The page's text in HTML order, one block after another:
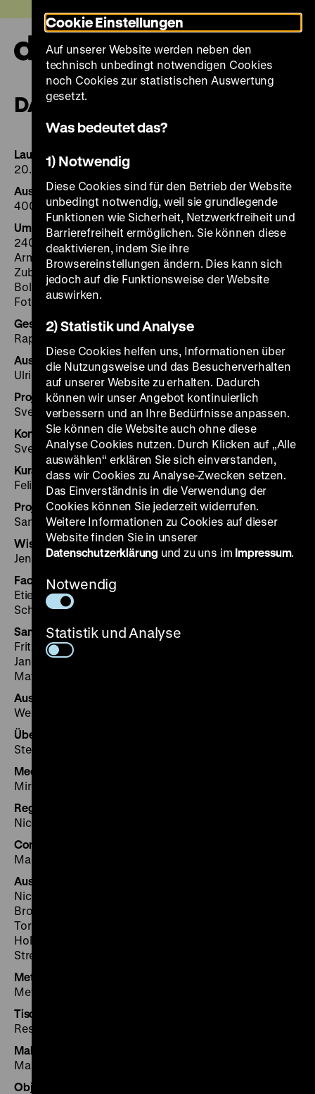
zum
Seiteninhalt
springen
DATEN UND FAKTEN
Laufzeit
20. September 2019 - 8. März 2020
Ausstellungsfläche
400 m², EG der Ausstellungshalle
Umfang der Ausstellung
240 Objekte, darunter: 45 Armbruste und
Armbrustfragmente des 15. bis 20. Jahrhunderts;
Zubehör wie Spannvorrichtungen, Winden, Bolzen,
Bolzenspitzen, Köcher und eine Spannbank;
Fotografien, Grafiken und Stiche
Gesamtleitung
Raphael Gross
Ausstellungsleitung
Ulrike Kretzschmar
Projektleitung
Sven Lüken, Brigitte Reineke
Konzept
Sven Lüken, Brigitte Reineke
Kurator*innen
Felix Jaeger, Sven Lüken, Brigitte Reineke
Projektassistenz
Sandra Marquardt
Wissenschaftliche Beratung
Jens Sensfelder
Fachbeirat
Etienne François, Jean-Dominique Delle Luche, Jutta
Scherrer
Sammlungen
Fritz Backhaus (Leitung), Sabine Beneke, Thomas
Jander, Carola Jüllig, Leonore Koschnick, Sven Lüken,
Matthias Miller, Thomas Weißbrich, Sabine Witt
Ausstellungsgestaltung
Werner Schulte, Flora Fuchs
Übersetzungen
Stephen Locke, Berlin
Mediengestaltung/Medientechnik
Mirko Kubein/Jens Sensfelder/Aaron Wendt
Registrar
Nicole Schmidt
Controlling
Manuela Itzigehl, Lina Lassak, Ramona Selchow
Ausstellungsaufbau/Werkstätten
Nicholas Kaloplastos (Leitung), Jens Albert, Sven
Brosig, Christin Elle, Anette Forkert, Susanne Hennig,
Torsten Ketteniß, Katrin Kunze, Klaus-Michael Kurze,
Holger Lehmann, Jörg Petzold, Ralf Schulze, Thomas
Strehl, Stefan Thimm, Gunnar Wilhelm
Metallbauarbeiten
Metallbau Michael Grundmann
Tischlerarbeiten
Restaurierungswerkstätten Berlin GmbH, Berlin
Malerarbeiten
Malermeister Antosch, Berlin
Objektmontage
Cookie Einstellungen
Auf unserer Website werden neben den
technisch unbedingt notwendigen Cookies
noch Cookies zur statistischen Auswertung
gesetzt.
Was bedeutet das?
1) Notwendig
Diese Cookies sind für den Betrieb der Website
unbedingt notwendig, weil sie grundlegende
Funktionen wie Sicherheit, Netzwerkfreiheit und
Barrierefreiheit ermöglichen. Sie können diese
deaktivieren, indem Sie ihre
Browsereinstellungen ändern. Dies kann sich
jedoch auf die Funktionsweise der Website
auswirken.
2) Statistik und Analyse
Diese Cookies helfen uns, Informationen über
die Nutzungsweise und das Besucherverhalten
auf unserer Website zu erhalten. Dadurch
können wir unser Angebot kontinuierlich
verbessern und an Ihre Bedürfnisse anpassen.
Sie können die Website auch ohne diese
Analyse Cookies nutzen. Durch Klicken auf „Alle
auswählen“ erklären Sie sich einverstanden,
dass wir Cookies zu Analyse-Zwecken setzen.
Das Einverständnis in die Verwendung der
Cookies können Sie jederzeit widerrufen.
Weitere Informationen zu Cookies auf dieser
Website finden Sie in unserer
Datenschutzerklärung und zu uns im Impressum.
Notwendig
Statistik und Analyse